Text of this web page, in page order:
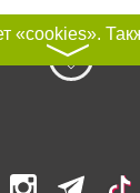
〉